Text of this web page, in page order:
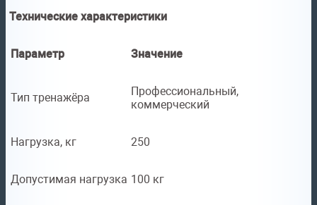
Технические характеристики
Параметр Значение
Тип тренажёра
Профессиональный,
коммерческий
Нагрузка, кг 250
Допустимая нагрузка 100 кг